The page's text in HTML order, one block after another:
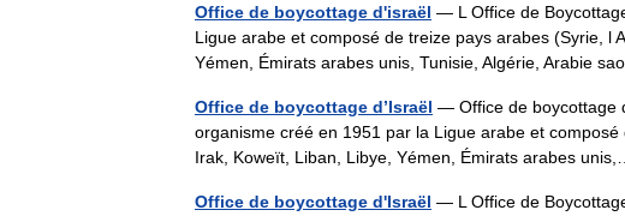
Office de boycottage d'israël — L Office de
Ligue arabe et composé de treize pays arabes (Syrie, l
Yémen, Émirats arabes unis, Tunisie, Algérie, Arabie
Office de boycottage d’Israël — Office de boycottage
organisme créé en 1951 par la Ligue arabe et
Irak, Koweït, Liban, Libye, Yémen, Émirats arabes
Office de boycottage d'Israël — L Office de